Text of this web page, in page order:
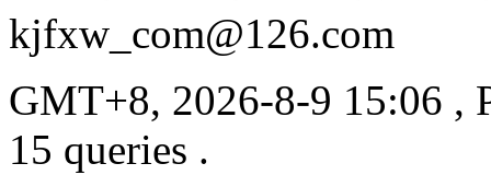
kjfxw_com@126.com
GMT+8, 2026-8-9 15:06 ,
15 queries .